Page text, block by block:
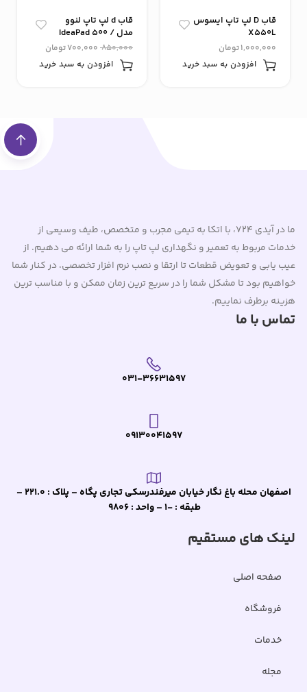
قاب D لپ‌ تاپ ایسوس
X550L
1,000,000تومان
افزودن به سبد خرید
قاب d لپ تاپ لنوو
مدل IdeaPad 500 /
IP500
850,000
700,000تومان
افزودن به سبد خرید
ما در آیدی 724، با اتکا به تیمی مجرب و متخصص، طیف وسیعی از
خدمات مربوط به تعمیر و نگهداری لپ تاپ را به شما ارائه می دهیم. از
عیب یابی و تعویض قطعات تا ارتقا و نصب نرم افزار تخصصی، در کنار شما
خواهیم بود تا مشکل شما را در سریع ترین زمان ممکن و با مناسب ترین
هزینه برطرف نماییم.
تماس با ما
031-36631597
09130041597
اصفهان محله باغ نگار خیابان میرفندرسکی تجاری پگاه – پلاک : 221.0 –
طبقه : -1 – واحد : 9806
لینک های مستقیم
صفحه اصلی
فروشگاه
خدمات
مجله